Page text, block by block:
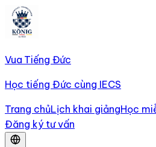
Vua Tiếng Đức
Học tiếng Đức cùng IECS
Trang chủLịch khai giảngHọc
Đăng ký tư vấn